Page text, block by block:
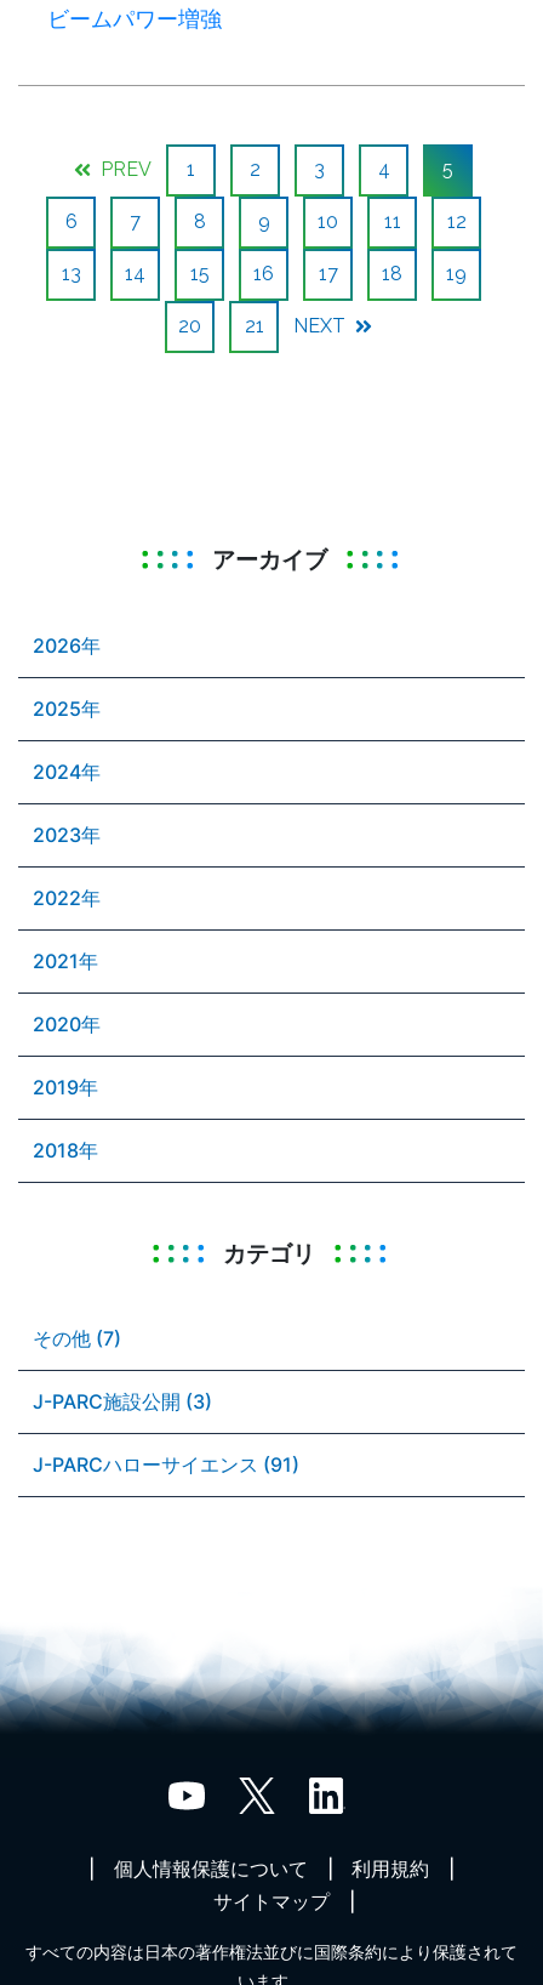
ビームパワー増強
PREV 1 2 3 4 5
6 7 8 9 10 11 12
13 14 15 16 17 18 19
20 21 NEXT
アーカイブ
2026年
2025年
2024年
2023年
2022年
2021年
2020年
2019年
2018年
カテゴリ
その他 (7)
J-PARC施設公開 (3)
J-PARCハローサイエンス (91)
個人情報保護について
利用規約
サイトマップ
すべての内容は日本の著作権法並びに国際条約により保護されて